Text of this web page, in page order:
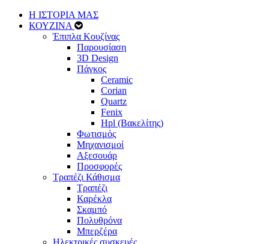
Η ΙΣΤΟΡΙΑ ΜΑΣ
ΚΟΥΖΙΝΑ
Έπιπλα Κουζίνας
Παρουσίαση
3D Design
Πάγκος
Ceramic
Corian
Quartz
Fenix
Hpl (Βακελίτης)
Φωτισμός
Μηχανισμοί
Αξεσουάρ
Προσφορές
Τραπέζι Κάθισμα
Τραπέζι
Καρέκλα
Σκαμπό
Πολυθρόνα
Μπερζέρα
Ηλεκτρικές συσκευές